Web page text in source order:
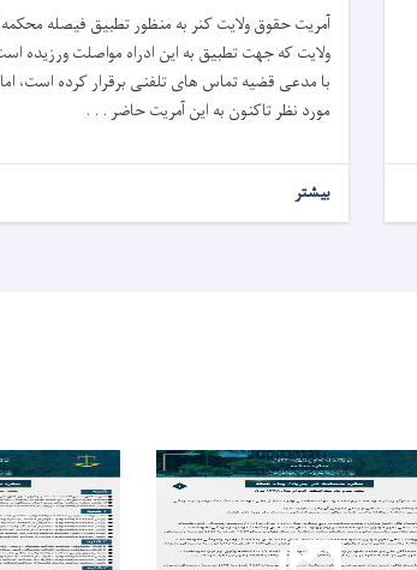
آمریت حقوق ولایت کنر به منظور تطبیق فیصله
ولایت که جهت تطبیق به این ادراه مواصلت ورزیده
با مدعی قضیه تماس های تلفنی برقرار کرده است،
مورد نظر تاکنون به این آمریت حاضر . . .
بیشتر